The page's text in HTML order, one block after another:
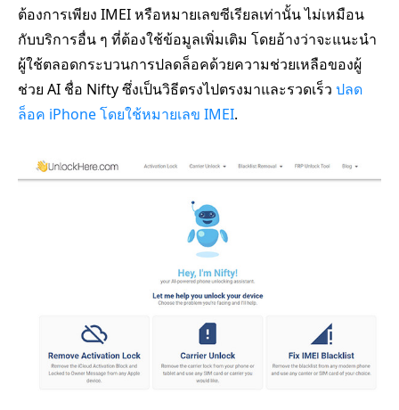
ต้องการเพียง IMEI หรือหมายเลขซีเรียลเท่านั้น ไม่เหมือน
กับบริการอื่น ๆ ที่ต้องใช้ข้อมูลเพิ่มเติม โดยอ้างว่าจะแนะนำ
ผู้ใช้ตลอดกระบวนการปลดล็อคด้วยความช่วยเหลือของผู้
ช่วย AI ชื่อ Nifty ซึ่งเป็นวิธีตรงไปตรงมาและรวดเร็ว ปลด
ล็อค iPhone โดยใช้หมายเลข IMEI.